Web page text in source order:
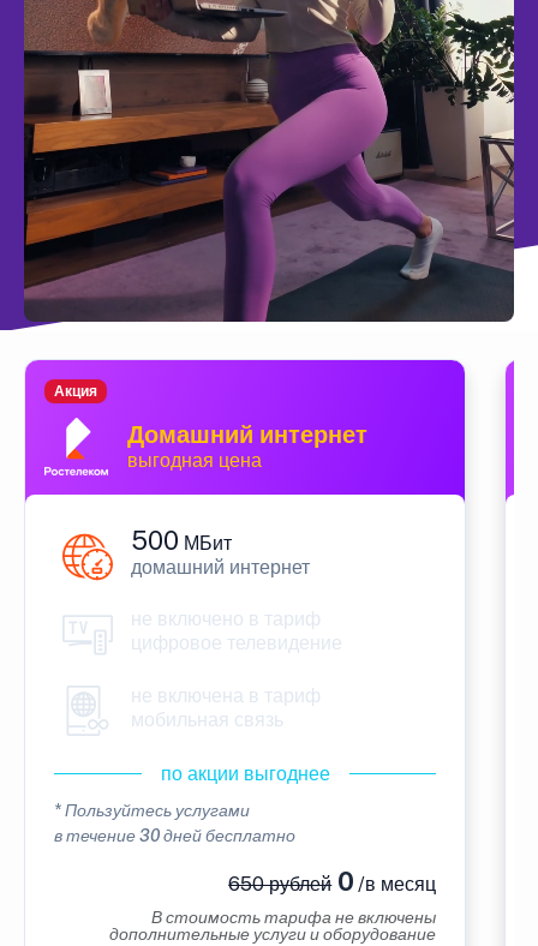
Домашний интернет
выгодная цена
Акция
500 МБит
домашний интернет
не включено в тариф
цифровое телевидение
не включена в тариф
мобильная связь
по акции выгоднее
* Пользуйтесь услугами
в течение 30 дней бесплатно
650 рублей0 /в месяц
В стоимость тарифа не включены
дополнительные услуги и оборудование